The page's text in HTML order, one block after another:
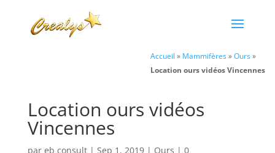
Accueil » Mammifères»Ours»
Location ours vidéos Vincennes
Location ours vidéos
Vincennes
par eb consult| Sep 1, 2019| Ours | 0